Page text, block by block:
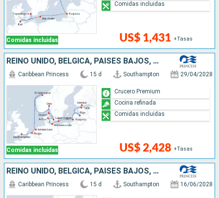
Comidas incluidas US$ 1,431 +Tasas
Comidas incluidas
REINO UNIDO, BÉLGICA, PAISES BAJOS, NORUEGA, DINAMARCA, ALEMANIA, LITUANIA, LETONIA, ESTONIA, FINLANDIA
Comidas incluidas
Caribbean Princess 15 d Southampton 29/04/2028
US$ 2,428 +Tasas
Crucero Premium
Cocina refinada
Comidas incluidas
REINO UNIDO, BÉLGICA, PAISES BAJOS, NORUEGA, DINAMARCA, ALEMANIA, LITUANIA, LETONIA, ESTONIA, FINLANDIA
Caribbean Princess 15 d Southampton 16/06/2028